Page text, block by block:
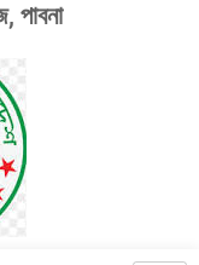
পাবনা